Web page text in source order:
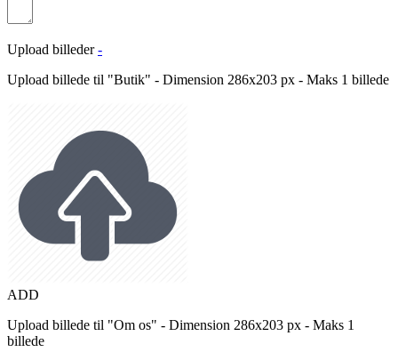
Upload billeder -
Upload billede til "Butik" - Dimension 286x203 px - Maks 1 billede
ADD
Upload billede til "Om os" - Dimension 286x203 px - Maks 1
billede